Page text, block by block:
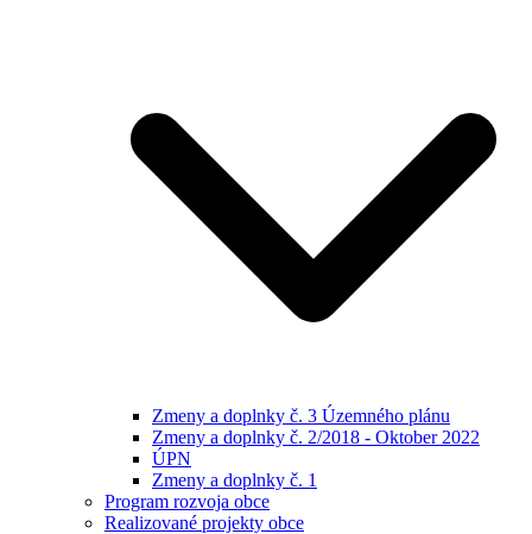
Zmeny a doplnky č. 3 Územného plánu
Zmeny a doplnky č. 2/2018 - Oktober 2022
ÚPN
Zmeny a doplnky č. 1
Program rozvoja obce
Realizované projekty obce